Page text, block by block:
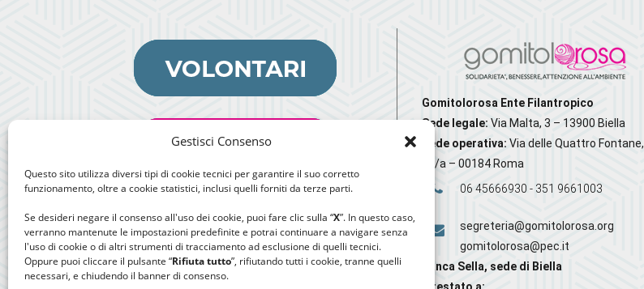
Gestisci Consenso
Questo sito utilizza diversi tipi di cookie tecnici per garantire il suo corretto
funzionamento, oltre a cookie statistici, inclusi quelli forniti da terze parti.
Se desideri negare il consenso all'uso dei cookie, puoi fare clic sulla “X”. In questo caso,
verranno mantenute le impostazioni predefinite e potrai continuare a navigare senza
l'uso di cookie o di altri strumenti di tracciamento ad esclusione di quelli tecnici.
Oppure puoi cliccare il pulsante “Rifiuta tutto”, rifiutando tutti i cookie, tranne quelli
necessari, e chiudendo il banner di consenso.
Gomitolorosa Ente Filantropico
Sede legale: Via Malta, 3 – 13900 Biella
Sede operativa: Via delle Quattro Fontane,
20/a – 00184 Roma
06 45666930 - 351 9661003
segreteria@gomitolorosa.org
gomitolorosa@pec.it
Banca Sella, sede di Biella